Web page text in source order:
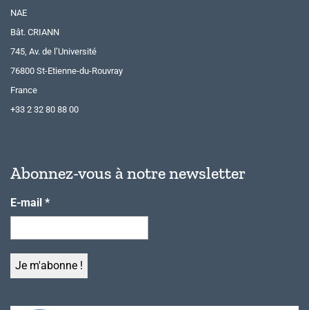
NAE
Bât. CRIANN
745, Av. de l’Université
76800 St-Etienne-du-Rouvray
France
+33 2 32 80 88 00
Abonnez-vous à notre newsletter
E-mail *